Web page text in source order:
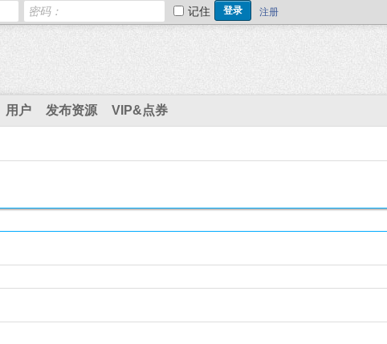
记住 注册
用户 发布资源 VIP&点券